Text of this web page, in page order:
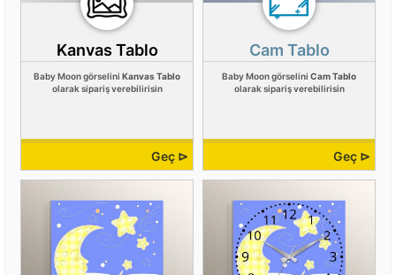
Kanvas Tablo
Baby Moon görselini Kanvas Tablo
olarak sipariş verebilirisin
Geç ⊳
Cam Tablo
Baby Moon görselini Cam Tablo
olarak sipariş verebilirisin
Geç ⊳